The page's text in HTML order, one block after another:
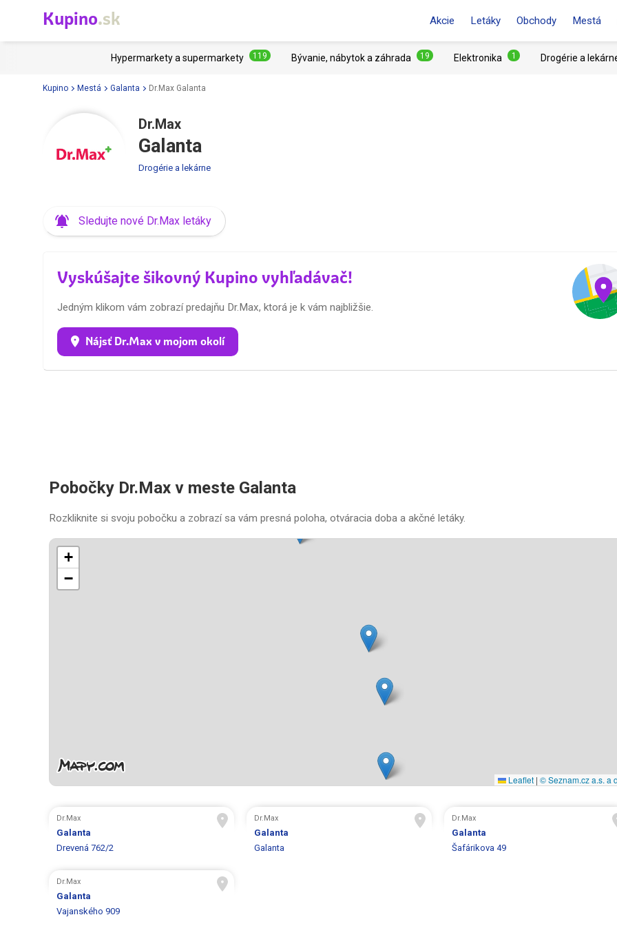
Kupino.sk Akcie Letáky Obchody Mestá
Hypermarkety a supermarkety 119 Bývanie, nábytok a záhrada 19 Elektronika 1 Drogérie a
Kupino Mestá Galanta Dr.Max Galanta
Dr.Max
Galanta
Drogérie a lekárne
Sledujte nové Dr.Max letáky
Vyskúšajte šikovný Kupino vyhľadávač!
Jedným klikom vám zobrazí predajňu Dr.Max, ktorá je k vám najbližšie.
Nájsť Dr.Max v mojom okolí
Pobočky Dr.Max v meste Galanta
Rozkliknite si svoju pobočku a zobrazí sa vám presná poloha, otváracia doba a akčné letáky.
+
−
Leaflet | © Seznam.cz a.s. a
Dr.Max
Galanta
Drevená 762/2
Dr.Max
Galanta
Galanta
Dr.Max
Galanta
Šafárikova 49
Dr.Max
Galanta
Vajanského 909